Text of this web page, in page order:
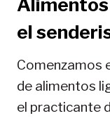
el
Comenzamos
de alimentos
el practicante